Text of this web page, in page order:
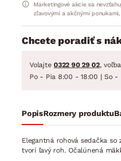
Marketingové akcie sa
zľavovými a akčnými
Chcete poradiť s
Volajte 0322 90 29 02,
Po - Pia 8:00 - 18:00 | So -
PopisRozmery produktu
Elegantná rohová sedačka
tvorí ľavý roh. Očalúnená